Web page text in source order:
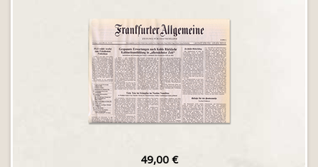
49,00 €